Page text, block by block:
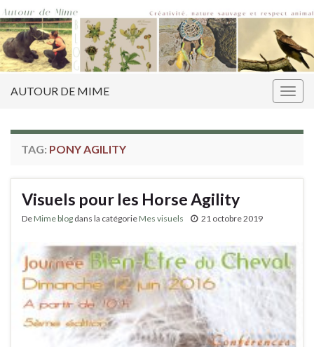
AUTOUR DE MIME
TAG: PONY AGILITY
Visuels pour les Horse Agility
DeMime blog dans la catégorieMes visuels 21 octobre 2019